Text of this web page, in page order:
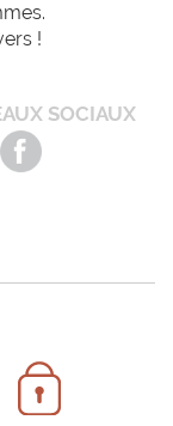
!
SOCIAUX